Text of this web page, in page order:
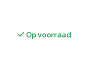
Op voorraad